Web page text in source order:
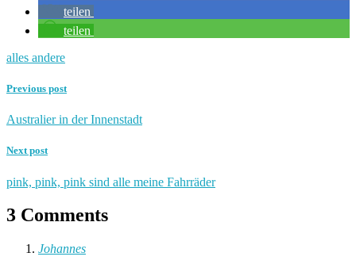
teilen
teilen
alles andere
Previous post
Australier in der Innenstadt
Next post
pink, pink, pink sind alle meine Fahrräder
3 Comments
Johannes